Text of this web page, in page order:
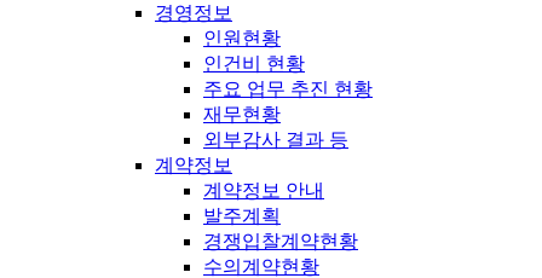
경영정보
인원현황
인건비 현황
주요 업무 추진 현황
재무현황
외부감사 결과 등
계약정보
계약정보 안내
발주계획
경쟁입찰계약현황
수의계약현황